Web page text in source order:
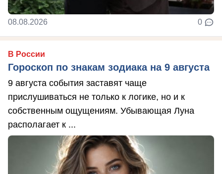
08.08.2026 0
В России
Гороскоп по знакам зодиака на 9 августа
9 августа события заставят чаще
прислушиваться не только к логике, но и к
собственным ощущениям. Убывающая Луна
располагает к ...